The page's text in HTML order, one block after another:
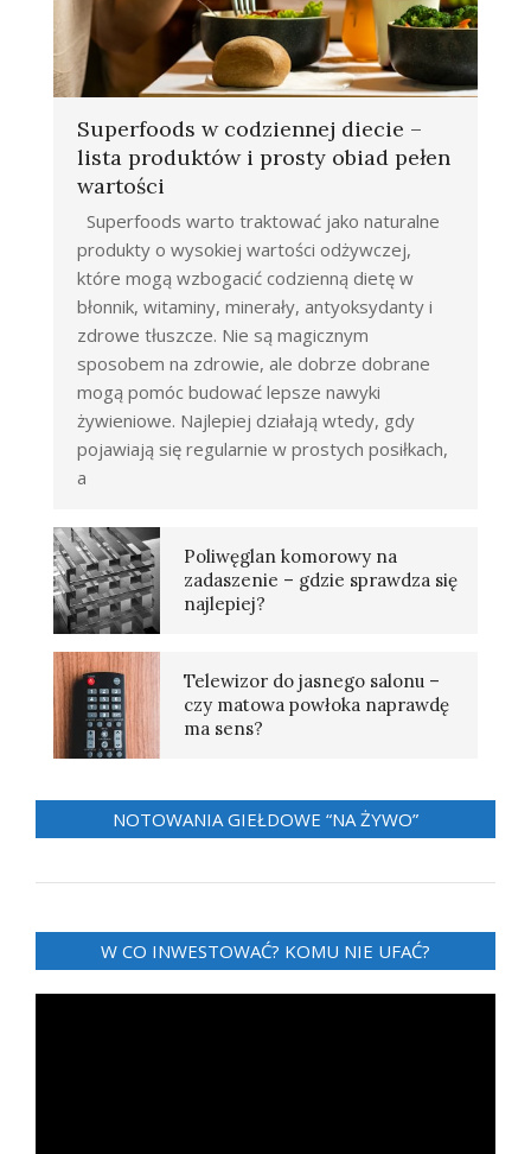
Superfoods w codziennej diecie –
lista produktów i prosty obiad pełen
wartości
Superfoods warto traktować jako naturalne
produkty o wysokiej wartości odżywczej,
które mogą wzbogacić codzienną dietę w
błonnik, witaminy, minerały, antyoksydanty i
zdrowe tłuszcze. Nie są magicznym
sposobem na zdrowie, ale dobrze dobrane
mogą pomóc budować lepsze nawyki
żywieniowe. Najlepiej działają wtedy, gdy
pojawiają się regularnie w prostych posiłkach,
a
Poliwęglan komorowy na
zadaszenie – gdzie sprawdza się
najlepiej?
Telewizor do jasnego salonu –
czy matowa powłoka naprawdę
ma sens?
NOTOWANIA GIEŁDOWE “NA ŻYWO”
W CO INWESTOWAĆ? KOMU NIE UFAĆ?